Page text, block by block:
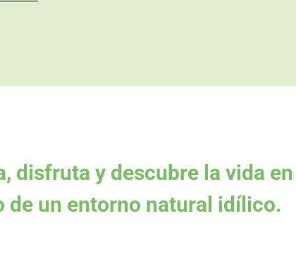
disfruta y descubre la vida en
de un entorno natural idílico.